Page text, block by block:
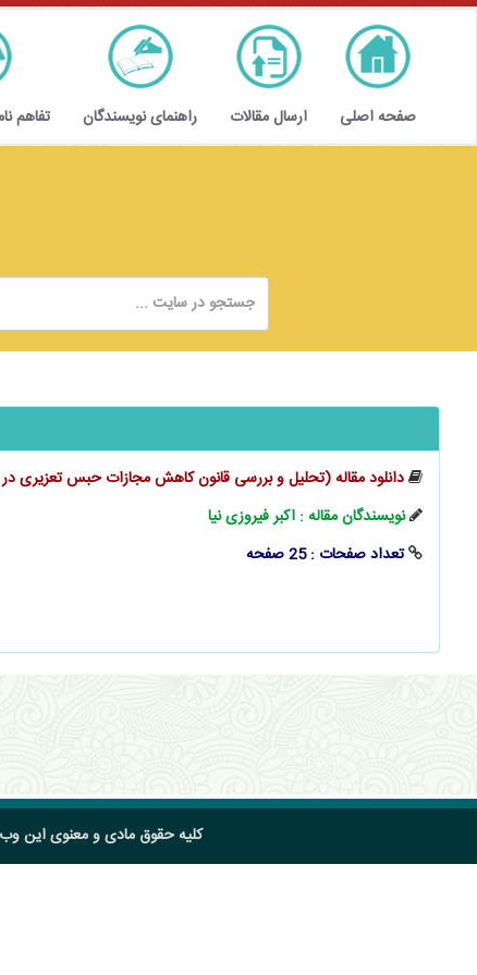
صفحه اصلی ارسال مقالات راهنمای نویسندگان تفاهم
دانلود مقاله (تحلیل و بررسی قانون کاهش مجازات حبس تعزیری
نویسندگان مقاله : اکبر فیروزی نیا
تعداد صفحات : 25 صفحه
کلیه حقوق مادی و معنوی این